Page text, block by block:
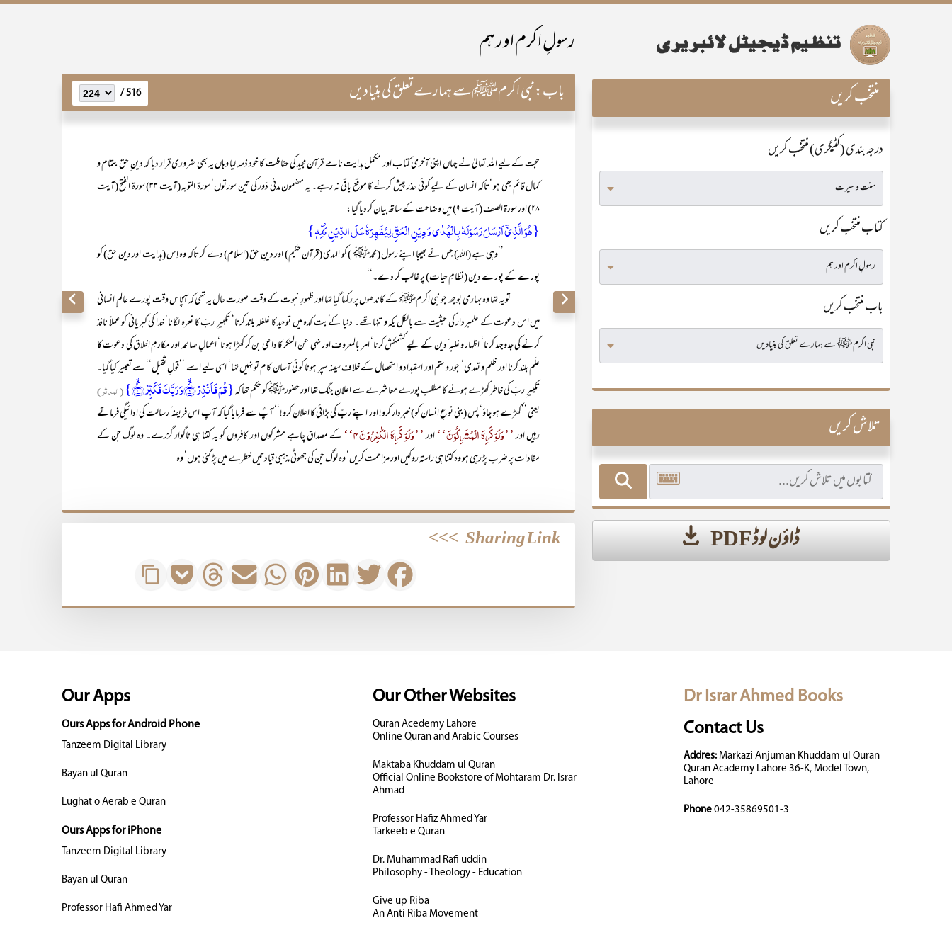
رسولِ اکرم اور ہم
باب:نبی اکرمﷺ سے ہمارے تعلق کی بنیادیں 516 /
حجت کے لیے اللہ تعالیٰ نے جہاں اپنی آخری کتاب اور مکمل ہدایت نامے قرآن مجید کی حفاظت کا خود ذمہ لیا وہاں یہ بھی ضروری قرار دیا کہ دین ِ حق بتمام و
کمال قائم بھی ہو ‘تاکہ انسان کے لیے کوئی عذر پیش کرنے کا موقع باقی نہ رہے۔ یہ مضمون مدنی دَور کی تین سورتوں‘ سورۃ التوبہ (آیت ۳۳) سورۃ الفتح (آیت
۲۸) اور سورۃ الصف (آیت ۹) میں وضاحت کے ساتھ بیان کردیا گیا:
{ہُوَ الَّذِیۡۤ اَرۡسَلَ رَسُوۡلَہٗ بِالۡہُدٰی وَ دِیۡنِ الۡحَقِّ لِیُظۡہِرَہٗ عَلَی الدِّیۡنِ کُلِّہٖ}
’’وہی ہے (اللہ) جس نے بھیجا اپنے رسول (محمدﷺ ) کو الہدیٰ (قرآن حکیم) اور دینِ حق (اسلام) دے کر تاکہ وہ اِس (ہدایت اور دین حق) کو
پورے کے پورے دین (نظامِ حیات) پر غالب کر دے۔‘‘
تو یہ تھا وہ بھاری بوجھ جو نبی اکرمﷺ کے کاندھوں پر رکھا گیا تھا اور ظہورِ نبوت کے وقت صورت حال یہ تھی کہ آپؐاس وقت پورے عالم ِ انسانی
میں اس دعوت کے علمبردار کی حیثیت سے بالکل یکہ و تنہا تھے۔ دنیا کے ُبت کدہ میں توحید کا غلغلہ بلند کرنا‘ تکبیر ِ ربّ کا نعرہ لگانا‘ خدا کی کبریائی کو عملاً نافذ
کرنے کی جدوجہد کرنا‘ اظہار و غلبہ ٔ دین کے لیے کشمکش کرنا‘ امر بالمعروف اور نہی عن المنکر کا داعی بن کر کھڑا ہونا‘ اعمالِ صالحہ اور مکارمِ اخلاق کی دعوت کا
علَم بلند کرنا اور ظلم و تعدی‘ جور و ستم اور استبداد و استحصال کے خلاف سینہ سپر ہونا کوئی آسان کام تو نہیں تھا‘ اسی لیے اسے ’’قولِ ثقیل‘‘ سے تعبیر کیا گیا۔
تکبیر ِ ربّ کی خاطر کھڑے ہونے کا مطلب پورے معاشرے سے اعلانِ جنگ تھا اور حضورﷺکو حکم تھا کہ{قُمۡ فَاَنۡذِرۡ ۪ۙ﴿۲﴾وَ رَبَّکَ فَکَبِّرۡ ۪﴿ۙ۳﴾} (المدثر)
یعنی ’’کھڑے ہو جاؤ‘ پس (بنی نوعِ انسان کو) خبردار کرو! اور اپنے ربّ کی بڑائی کا اعلان کرو!‘‘ آپؐ سے فرمایا گیا کہ آپ اس فریضہ ٔ رسالت کی ادائیگی فرماتے
رہیں اور’’وَلَوْ کَرِہَ الْمُشْرِکُوْنَ‘‘اور’’وَلَوْ کَرِہَ الْکٰفِرُوْنَ4‘‘
کے مصداق چاہے مشرکوں اور کافروں کو یہ کتنا ہی ناگوار گزرے۔ وہ لوگ جن کے
مفادات پر ضرب پڑ رہی ہو وہ کتنا ہی راستہ روکیں اور مزاحمت کریں‘ وہ لوگ جن کی جھوٹی مذہبی قیادتیں خطرے میں پڑ گئی ہوں‘ وہ
Sharing Link
>>>
منتخب کریں
درجہ بندی (کٹیگری) منتخب کریں
کتاب منتخب کریں
باب منتخب کریں
تلاش کریں
ڈاؤن لوڈ PDF
Dr Israr Ahmed Books
Contact Us
Addres:Markazi Anjuman Khuddam ul Quran
Quran Academy Lahore 36-K, Model Town,
Lahore
Phone 042-35869501-3
Our Other Websites
Quran Acedemy Lahore
Online Quran and Arabic Courses
Maktaba Khuddam ul Quran
Official Online Bookstore of Mohtaram Dr. Israr
Ahmad
Professor Hafiz Ahmed Yar
Tarkeeb e Quran
Dr. Muhammad Rafi uddin
Philosophy - Theology - Education
Give up Riba
An Anti Riba Movement
Our Apps
Ours Apps for Android Phone
Tanzeem Digital Library
Bayan ul Quran
Lughat o Aerab e Quran
Ours Apps for iPhone
Tanzeem Digital Library
Bayan ul Quran
Professor Hafi Ahmed Yar